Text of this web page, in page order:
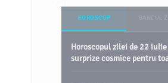
HOROSCOP
Horoscopul zilei de 22
surprize cosmice pentru